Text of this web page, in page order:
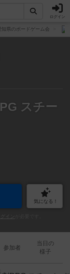
ログイン
知県のボードゲーム会
スチー
気になる！
イン
参加者
当日の
様子